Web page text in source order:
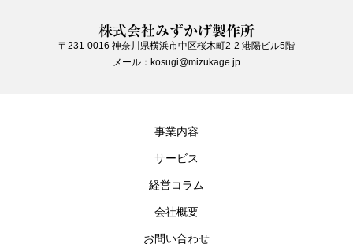
株式会社みずかげ製作所
〒231-0016 神奈川県横浜市中区桜木町2-2 港陽ビル5階
メール：kosugi@mizukage.jp
事業内容
サービス
経営コラム
会社概要
お問い合わせ